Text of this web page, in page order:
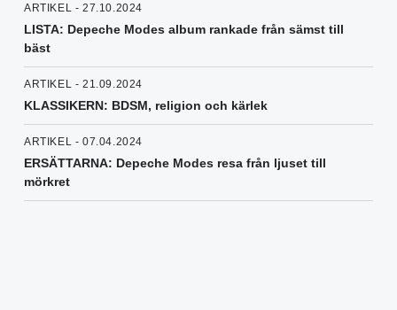
ARTIKEL - 27.10.2024
LISTA: Depeche Modes album rankade från sämst till
bäst
ARTIKEL - 21.09.2024
KLASSIKERN: BDSM, religion och kärlek
ARTIKEL - 07.04.2024
ERSÄTTARNA: Depeche Modes resa från ljuset till
mörkret